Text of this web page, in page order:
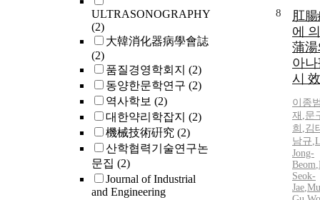
ULTRASONOGRAPHY
(2)
大韓消化器病學會誌
(2)
품질경영학회지 (2)
동양한문학연구 (2)
역사학보 (2)
대한약리학잡지 (2)
機械技術硏究 (2)
산학협력기술연구논
문집 (2)
Journal of Industrial
and Engineering
8
肛
에
蒲湯
아
시
이종
재 ,문
희 ,김
남규,
Jong-
Beom,
Seok-
Jae,